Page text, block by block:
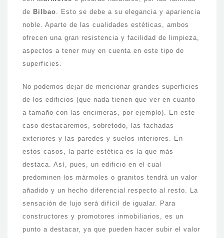
de Bilbao. Esto se debe a su elegancia y apariencia
noble. Aparte de las cualidades estéticas, ambos
ofrecen una gran resistencia y facilidad de limpieza,
aspectos a tener muy en cuenta en este tipo de
superficies.
No podemos dejar de mencionar grandes superficies
de los edificios (que nada tienen que ver en cuanto
a tamaño con las encimeras, por ejemplo). En este
caso destacaremos, sobretodo, las fachadas
exteriores y las paredes y suelos interiores. En
estos casos, la parte estética es la que más
destaca. Así, pues, un edificio en el cual
predominen los mármoles o granitos tendrá un valor
añadido y un hecho diferencial respecto al resto. La
sensación de lujo será difícil de igualar. Para
constructores y promotores inmobiliarios, es un
punto a destacar, ya que pueden hacer subir el valor